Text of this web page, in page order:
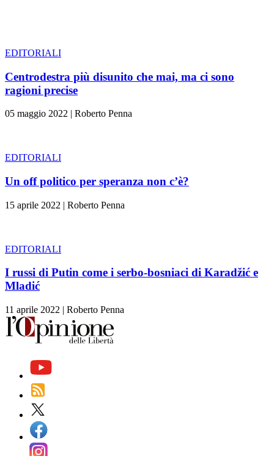
EDITORIALI
Centrodestra più disunito che mai, ma ci sono
ragioni precise
05 maggio 2022 | Roberto Penna
EDITORIALI
Un off politico per speranza non c’è?
15 aprile 2022 | Roberto Penna
EDITORIALI
I russi di Putin come i serbo-bosniaci di Karadžić e
Mladić
11 aprile 2022 | Roberto Penna